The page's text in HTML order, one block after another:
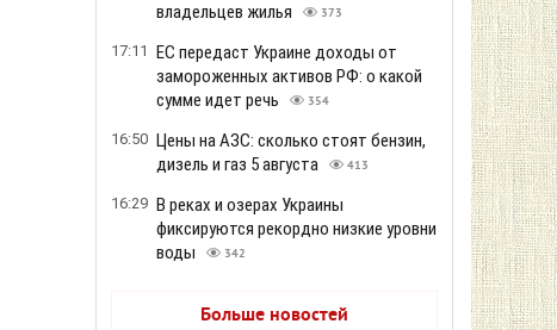
владельцев жилья
373
17:11 ЕС передаст Украине доходы от
замороженных активов РФ: о какой
сумме идет речь
354
16:50 Цены на АЗС: сколько стоят бензин,
дизель и газ 5 августа
413
16:29 В реках и озерах Украины
фиксируются рекордно низкие уровни
воды
342
Больше новостей